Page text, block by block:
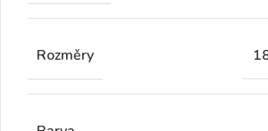
Rozměry